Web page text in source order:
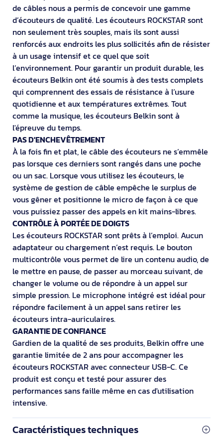
de câbles nous a permis de concevoir une gamme
d’écouteurs de qualité. Les écouteurs ROCKSTAR sont
non seulement très souples, mais ils sont aussi
renforcés aux endroits les plus sollicités afin de résister
à un usage intensif et ce quel que soit
l’environnement. Pour garantir un produit durable, les
écouteurs Belkin ont été soumis à des tests complets
qui comprennent des essais de résistance à l’usure
quotidienne et aux températures extrêmes. Tout
comme la musique, les écouteurs Belkin sont à
l'épreuve du temps.
PAS D'ENCHEVÊTREMENT
À la fois fin et plat, le câble des écouteurs ne s’emmêle
pas lorsque ces derniers sont rangés dans une poche
ou un sac. Lorsque vous utilisez les écouteurs, le
système de gestion de câble empêche le surplus de
vous gêner et positionne le micro de façon à ce que
vous puissiez passer des appels en kit mains-libres.
CONTRÔLE À PORTÉE DE DOIGTS
Les écouteurs ROCKSTAR sont prêts à l’emploi. Aucun
adaptateur ou chargement n’est requis. Le bouton
multicontrôle vous permet de lire un contenu audio, de
le mettre en pause, de passer au morceau suivant, de
changer le volume ou de répondre à un appel sur
simple pression. Le microphone intégré est idéal pour
répondre facilement à un appel sans retirer les
écouteurs intra-auriculaires.
GARANTIE DE CONFIANCE
Gardien de la qualité de ses produits, Belkin offre une
garantie limitée de 2 ans pour accompagner les
écouteurs ROCKSTAR avec connecteur USB-C. Ce
produit est conçu et testé pour assurer des
performances sans faille même en cas d'utilisation
intensive.
Caractéristiques techniques